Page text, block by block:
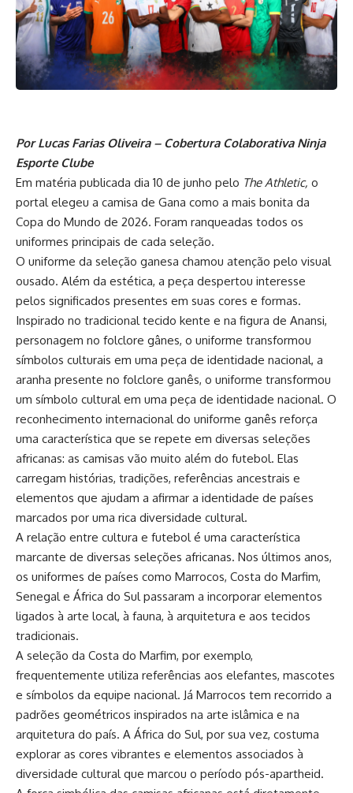
Por Lucas Farias Oliveira – Cobertura Colaborativa Ninja
Esporte Clube
Em matéria publicada dia 10 de junho pelo The Athletic, o
portal elegeu a camisa de Gana como a mais bonita da
Copa do Mundo de 2026. Foram ranqueadas todos os
uniformes principais de cada seleção.
O uniforme da seleção ganesa chamou atenção pelo visual
ousado. Além da estética, a peça despertou interesse
pelos significados presentes em suas cores e formas.
Inspirado no tradicional tecido kente e na figura de Anansi,
personagem no folclore gânes, o uniforme transformou
símbolos culturais em uma peça de identidade nacional, a
aranha presente no folclore ganês, o uniforme transformou
um símbolo cultural em uma peça de identidade nacional. O
reconhecimento internacional do uniforme ganês reforça
uma característica que se repete em diversas seleções
africanas: as camisas vão muito além do futebol. Elas
carregam histórias, tradições, referências ancestrais e
elementos que ajudam a afirmar a identidade de países
marcados por uma rica diversidade cultural.
A relação entre cultura e futebol é uma característica
marcante de diversas seleções africanas. Nos últimos anos,
os uniformes de países como Marrocos, Costa do Marfim,
Senegal e África do Sul passaram a incorporar elementos
ligados à arte local, à fauna, à arquitetura e aos tecidos
tradicionais.
A seleção da Costa do Marfim, por exemplo,
frequentemente utiliza referências aos elefantes, mascotes
e símbolos da equipe nacional. Já Marrocos tem recorrido a
padrões geométricos inspirados na arte islâmica e na
arquitetura do país. A África do Sul, por sua vez, costuma
explorar as cores vibrantes e elementos associados à
diversidade cultural que marcou o período pós-apartheid.